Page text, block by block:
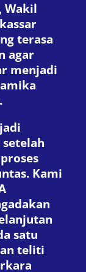
Wakil
terasa
agar
menjadi
Kami
satu
teliti